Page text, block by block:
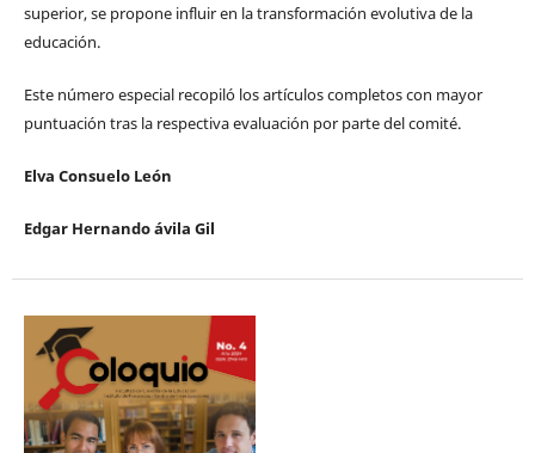
superior, se propone influir en la transformación evolutiva de la
educación.
Este número especial recopiló los artículos completos con mayor
puntuación tras la respectiva evaluación por parte del comité.
Elva Consuelo León
Edgar Hernando ávila Gil